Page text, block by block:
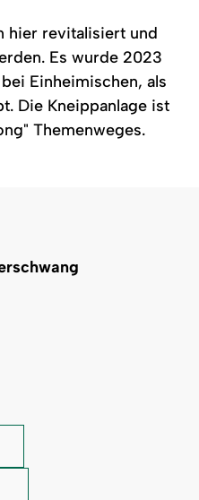
hier revitalisiert und
Es wurde 2023
Einheimischen, als
Die Kneippanlage ist
Themenweges.